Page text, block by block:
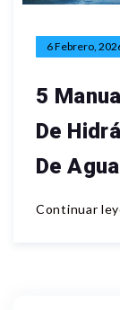
6 Febrero,
5
De
De Agua
Continuar